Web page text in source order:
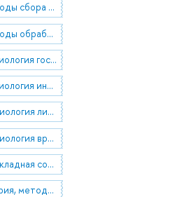
04.15.31 Методы сбора социологической информации
04.15.41 Методы обработки и анализа социологической информации
04.51.35 Социология государства, права и политики
04.51.54 Социология информации и коммуникации
04.51.57 Социология литературы и искусства
04.51.63 Социология времени. Социология досуга
04.81.00 Прикладная социология
13.07.00 Теория, методология и философия культуры